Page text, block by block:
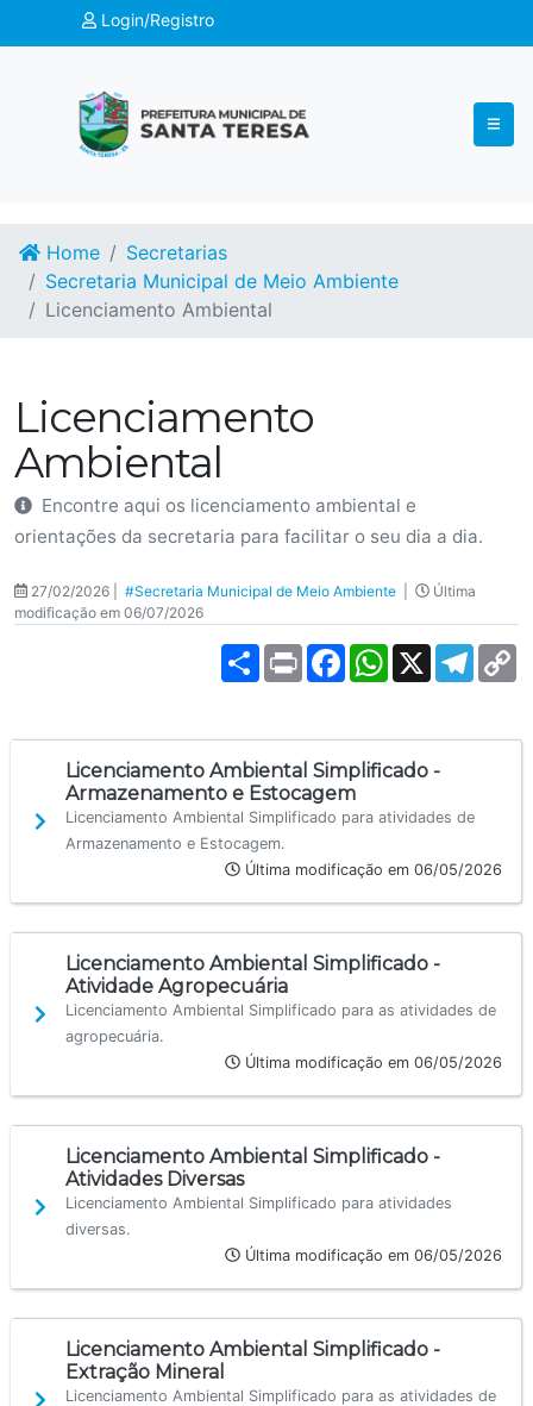
Login/Registro
Home
Secretarias
Secretaria Municipal de Meio Ambiente
Licenciamento Ambiental
Licenciamento
Ambiental
Encontre aqui os licenciamento ambiental e
orientações da secretaria para facilitar o seu dia a dia.
27/02/2026 | #Secretaria Municipal de Meio Ambiente|
Última
modificação em 06/07/2026
SharePrint FacebookWhatsApp
X
Licenciamento Ambiental Simplificado -
Armazenamento e Estocagem
Licenciamento Ambiental Simplificado para atividades de
Armazenamento e Estocagem.
Última modificação em 06/05/2026
Licenciamento Ambiental Simplificado -
Atividade Agropecuária
Licenciamento Ambiental Simplificado para as atividades de
agropecuária.
Última modificação em 06/05/2026
Licenciamento Ambiental Simplificado -
Atividades Diversas
Licenciamento Ambiental Simplificado para atividades
diversas.
Última modificação em 06/05/2026
Licenciamento Ambiental Simplificado -
Extração Mineral
Licenciamento Ambiental Simplificado para as atividades de